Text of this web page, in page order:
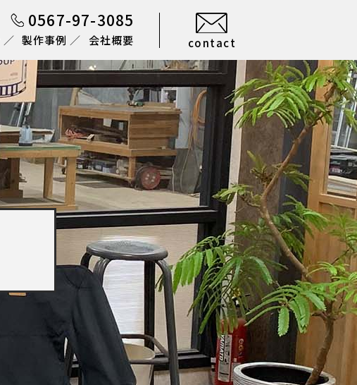
0567-97-3085
製作事例 会社概要 contact